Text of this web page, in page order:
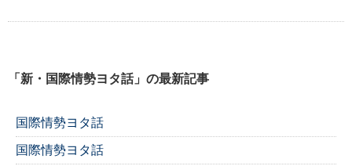
「新・国際情勢ヨタ話」の最新記事
国際情勢ヨタ話
国際情勢ヨタ話